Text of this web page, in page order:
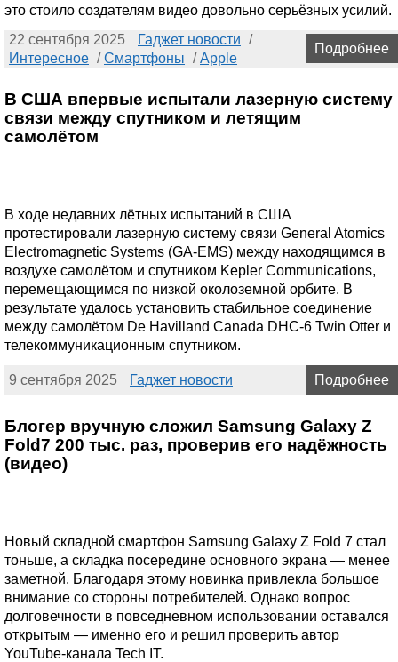
это стоило создателям видео довольно серьёзных усилий.
22 сентября 2025
Гаджет новости /
Интересное /Смартфоны /Apple
Подробнее
В США впервые испытали лазерную систему
связи между спутником и летящим
самолётом
В ходе недавних лётных испытаний в США
протестировали лазерную систему связи General Atomics
Electromagnetic Systems (GA-EMS) между находящимся в
воздухе самолётом и спутником Kepler Communications,
перемещающимся по низкой околоземной орбите. В
результате удалось установить стабильное соединение
между самолётом De Havilland Canada DHC-6 Twin Otter и
телекоммуникационным спутником.
9 сентября 2025 Гаджет новости Подробнее
Блогер вручную сложил Samsung Galaxy Z
Fold7 200 тыс. раз, проверив его надёжность
(видео)
Новый складной смартфон Samsung Galaxy Z Fold 7 стал
тоньше, а складка посередине основного экрана — менее
заметной. Благодаря этому новинка привлекла большое
внимание со стороны потребителей. Однако вопрос
долговечности в повседневном использовании оставался
открытым — именно его и решил проверить автор
YouTube-канала Tech IT.